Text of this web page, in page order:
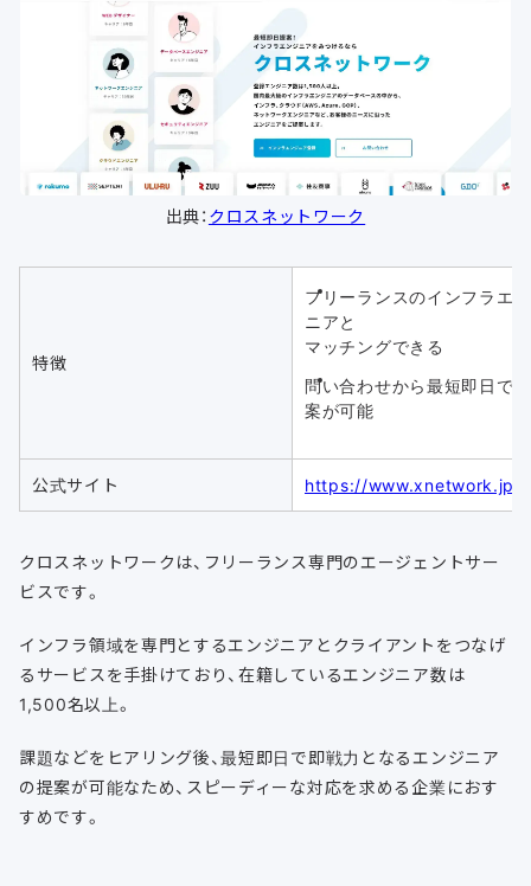
出典： クロスネットワーク
特徴
フリーランスのインフラエ
ニアと
マッチングできる
問い合わせから最短即日で
案が可能
公式サイト https://www.xnetwork.jp/
クロスネットワークは、フリーランス専門のエージェントサー
ビスです。
インフラ領域を専門とするエンジニアとクライアントをつなげ
るサービスを手掛けており、在籍しているエンジニア数は
1,500名以上。
課題などをヒアリング後、最短即日で即戦力となるエンジニア
の提案が可能なため、スピーディーな対応を求める企業におす
すめです。